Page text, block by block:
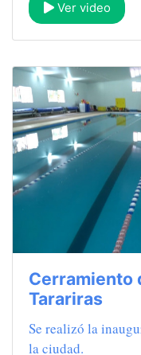
Ver video
Cerramiento
Tarariras
Se realizó la
la ciudad.